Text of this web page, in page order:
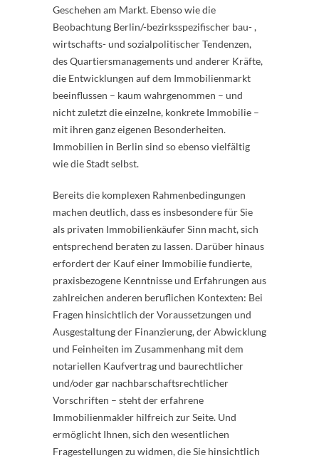
Geschehen am Markt. Ebenso wie die
Beobachtung Berlin/-bezirksspezifischer bau- ,
wirtschafts- und sozialpolitischer Tendenzen,
des Quartiersmanagements und anderer Kräfte,
die Entwicklungen auf dem Immobilienmarkt
beeinflussen – kaum wahrgenommen – und
nicht zuletzt die einzelne, konkrete Immobilie –
mit ihren ganz eigenen Besonderheiten.
Immobilien in Berlin sind so ebenso vielfältig
wie die Stadt selbst.
Bereits die komplexen Rahmenbedingungen
machen deutlich, dass es insbesondere für Sie
als privaten Immobilienkäufer Sinn macht, sich
entsprechend beraten zu lassen. Darüber hinaus
erfordert der Kauf einer Immobilie fundierte,
praxisbezogene Kenntnisse und Erfahrungen aus
zahlreichen anderen beruflichen Kontexten: Bei
Fragen hinsichtlich der Voraussetzungen und
Ausgestaltung der Finanzierung, der Abwicklung
und Feinheiten im Zusammenhang mit dem
notariellen Kaufvertrag und baurechtlicher
und/oder gar nachbarschaftsrechtlicher
Vorschriften – steht der erfahrene
Immobilienmakler hilfreich zur Seite. Und
ermöglicht Ihnen, sich den wesentlichen
Fragestellungen zu widmen, die Sie hinsichtlich